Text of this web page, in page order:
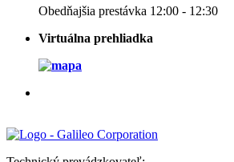
Obedňajšia prestávka 12:00 - 12:30
Virtuálna prehliadka